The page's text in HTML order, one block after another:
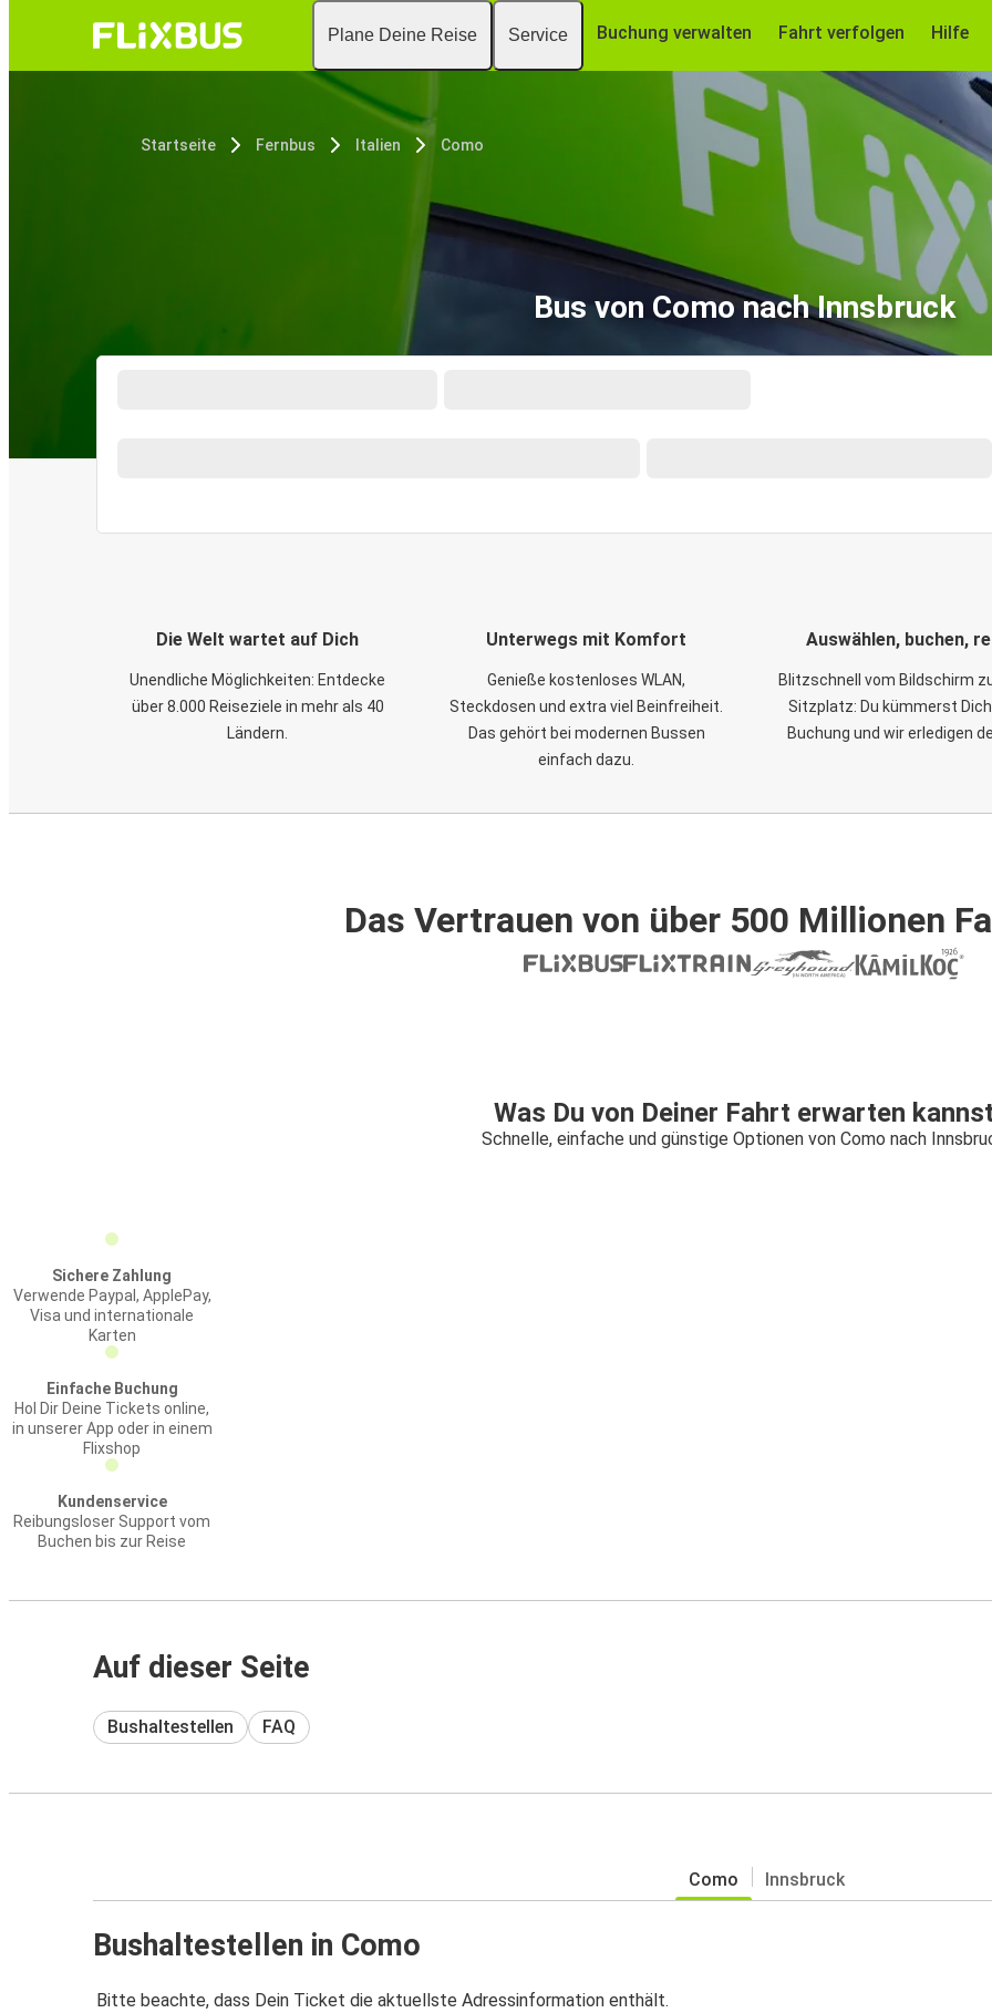
Plane Deine Reise Service Buchung verwalten Fahrt verfolgen Hilfe
Startseite Fernbus Italien Como
Bus von Como nach Innsbruck
Die Welt wartet auf Dich
Unendliche Möglichkeiten: Entdecke
über 8.000 Reiseziele in mehr als 40
Ländern.
Unterwegs mit Komfort
Genieße kostenloses WLAN,
Steckdosen und extra viel Beinfreiheit.
Das gehört bei modernen Bussen
einfach dazu.
Auswählen, buchen,
Blitzschnell vom Bildschirm
Sitzplatz: Du kümmerst
Buchung und wir erledigen
Das Vertrauen von über 500 Millionen
Was Du von Deiner Fahrt erwarten
Schnelle, einfache und günstige Optionen von Como nach
Sichere Zahlung
Verwende Paypal, ApplePay,
Visa und internationale
Karten
Einfache Buchung
Hol Dir Deine Tickets online,
in unserer App oder in einem
Flixshop
Kundenservice
Reibungsloser Support vom
Buchen bis zur Reise
Auf dieser Seite
Bushaltestellen FAQ
Como Innsbruck
Bushaltestellen in Como
Bitte beachte, dass Dein Ticket die aktuellste Adressinformation enthält.